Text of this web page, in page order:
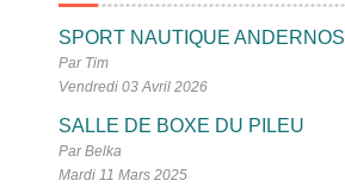
SPORT NAUTIQUE ANDERNOS
Par Tim
Vendredi 03 Avril 2026
SALLE DE BOXE DU PILEU
Par Belka
Mardi 11 Mars 2025